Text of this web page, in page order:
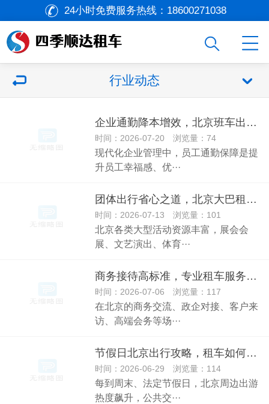
24小时免费服务热线： 18600271038
行业动态
企业通勤降本增效，北京班车出租打造标准化通勤体系
时间：2026-07-20 浏览量：74
现代化企业管理中，员工通勤保障是提
升员工幸福感、优···
团体出行省心之道，北京大巴租赁适配各类大型活动
时间：2026-07-13 浏览量：101
北京各类大型活动资源丰富，展会会
展、文艺演出、体育···
商务接待高标准，专业租车服务赋能企业品牌形象
时间：2026-07-06 浏览量：117
在北京的商务交流、政企对接、客户来
访、高端会务等场···
节假日北京出行攻略，租车如何避开痛点高效出行
时间：2026-06-29 浏览量：114
每到周末、法定节假日，北京周边出游
热度飙升，公共交···